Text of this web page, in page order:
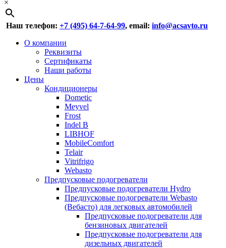
Right
Menu
содержимому
×
Наш телефон: +7 (495) 64-7-64-99, email: info@acsavto.ru
Основное
Перейти
содержимому
О компании
Реквизиты
Сертификаты
Наши работы
Цены
Кондиционеры
Dometic
Meyvel
Frost
Indel B
LIBHOF
MobileComfort
Telair
Vitrifrigo
Webasto
Предпусковые подогреватели
Предпусковые подогреватели Hydro
Предпусковые подогреватели Webasto
(Вебасто) для легковых автомобилей
Предпусковые подогреватели для
бензиновых двигателей
Предпусковые подогреватели для
дизельных двигателей